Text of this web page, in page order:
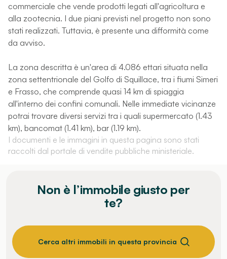
commerciale che vende prodotti legati all'agricoltura e
alla zootecnia. I due piani previsti nel progetto non sono
stati realizzati. Tuttavia, è presente una difformità come
da avviso.
La zona descritta è un'area di 4.086 ettari situata nella
zona settentrionale del Golfo di Squillace, tra i fiumi Simeri
e Frasso, che comprende quasi 14 km di spiaggia
all'interno dei confini comunali. Nelle immediate vicinanze
potrai trovare diversi servizi tra i quali supermercato (1.43
km), bancomat (1.41 km), bar (1.19 km).
I documenti e le immagini in questa pagina sono stati
raccolti dal portale di vendite pubbliche ministeriale.
Non è l’immobile giusto per
te?
Cerca altri immobili in questa provincia